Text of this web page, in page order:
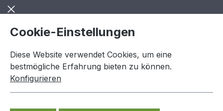
Zum Hauptinhalt springen
0,00 €
Cookie-Einstellungen
Diese Website verwendet Cookies, um eine
bestmögliche Erfahrung bieten zu können.
Konfigurieren